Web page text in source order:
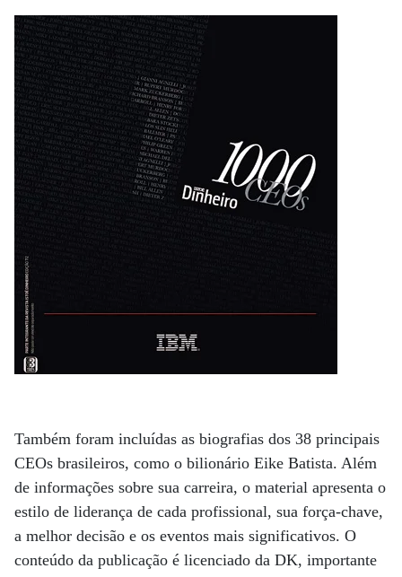
Também foram incluídas as biografias dos 38 principais
CEOs brasileiros, como o bilionário Eike Batista. Além
de informações sobre sua carreira, o material apresenta o
estilo de liderança de cada profissional, sua força-chave,
a melhor decisão e os eventos mais significativos. O
conteúdo da publicação é licenciado da DK, importante